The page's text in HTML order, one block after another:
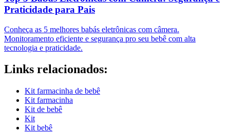
Praticidade para Pais
Conheça as 5 melhores babás eletrônicas com câmera.
Monitoramento eficiente e segurança pro seu bebê com alta
tecnologia e praticidade.
Links relacionados:
Kit farmacinha de bebê
Kit farmacinha
Kit de bebê
Kit
Kit bebê